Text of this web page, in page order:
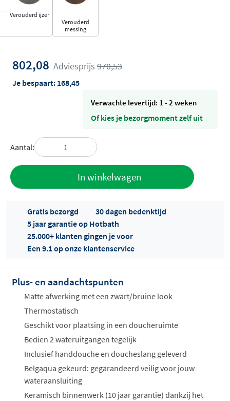
Verouderd ijzer
Verouderd
messing
802,08 Adviesprijs 970,53
Je bespaart: 168,45
Verwachte levertijd: 1 - 2 weken
Of kies je bezorgmoment zelf uit
Aantal:
In winkelwagen
Offertes
ophalen...
Gratis bezorgd
30 dagen bedenktijd
5 jaar garantie op Hotbath
25.000+ klanten gingen je voor
Een 9.1 op onze klantenservice
Plus- en aandachtspunten
Matte afwerking met een zwart/bruine look
Thermostatisch
Geschikt voor plaatsing in een doucheruimte
Bedien 2 wateruitgangen tegelijk
Inclusief handdouche en doucheslang geleverd
Belgaqua gekeurd: gegarandeerd veilig voor jouw
wateraansluiting
Keramisch binnenwerk (10 jaar garantie) dankzij het